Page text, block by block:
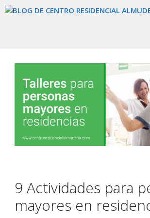
Saltar
9 Actividades para
mayores en